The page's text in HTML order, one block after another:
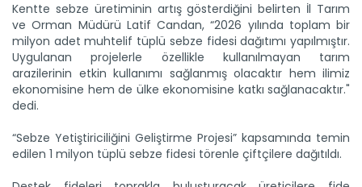
Kentte sebze üretiminin artış gösterdiğini belirten İl Tarım
ve Orman Müdürü Latif Candan, “2026 yılında toplam bir
milyon adet muhtelif tüplü sebze fidesi dağıtımı yapılmıştır.
Uygulanan projelerle özellikle kullanılmayan tarım
arazilerinin etkin kullanımı sağlanmış olacaktır hem ilimiz
ekonomisine hem de ülke ekonomisine katkı sağlanacaktır."
dedi.
“Sebze Yetiştiriciliğini Geliştirme Projesi” kapsamında temin
edilen 1 milyon tüplü sebze fidesi törenle çiftçilere dağıtıldı.
Malatya'da hayvancılığın kaba yem ihtiyacının
karşılanması...
Devamını Oku ->